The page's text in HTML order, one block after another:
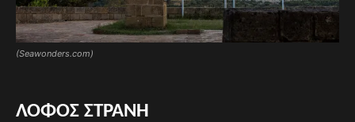
(Seawonders.com)
ΛΟΦΟΣ ΣΤΡΑΝΗ